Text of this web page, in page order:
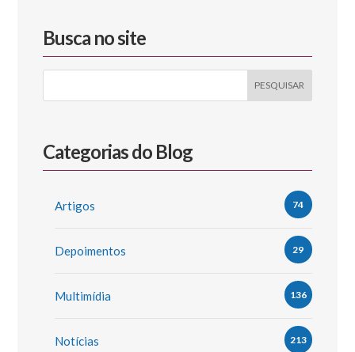
Busca no site
Categorias do Blog
Artigos 74
Depoimentos 29
Multimídia 136
Notícias 213